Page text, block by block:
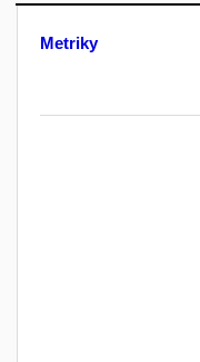
Metriky